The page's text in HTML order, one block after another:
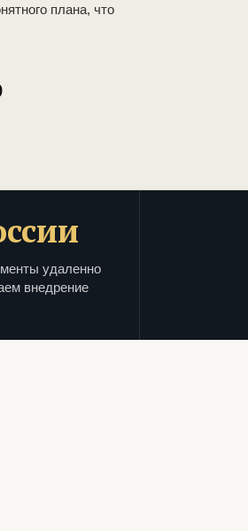
плана, что
удаленно
внедрение